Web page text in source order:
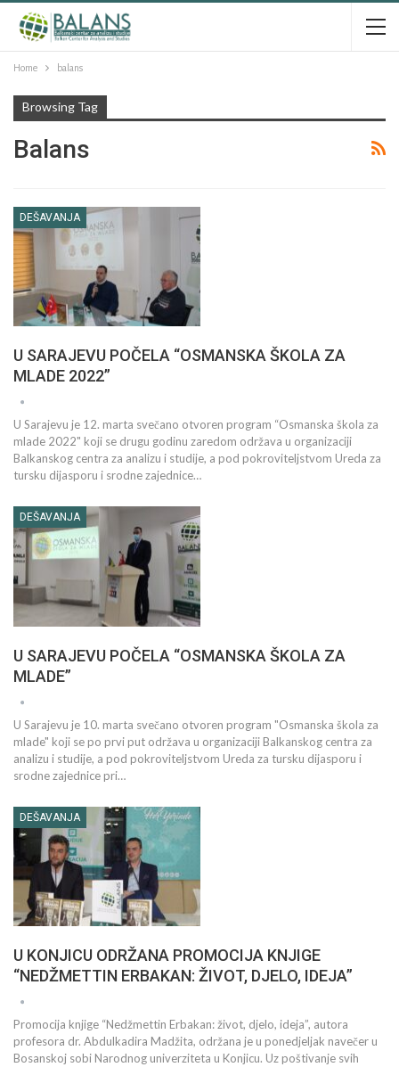
Home balans
Browsing Tag
Balans
DEŠAVANJA
U SARAJEVU POČELA “OSMANSKA ŠKOLA ZA
MLADE 2022”
U Sarajevu je 12. marta svečano otvoren program “Osmanska škola za
mlade 2022" koji se drugu godinu zaredom održava u organizaciji
Balkanskog centra za analizu i studije, a pod pokroviteljstvom Ureda za
tursku dijasporu i srodne zajednice…
DEŠAVANJA
U SARAJEVU POČELA “OSMANSKA ŠKOLA ZA
MLADE”
U Sarajevu je 10. marta svečano otvoren program "Osmanska škola za
mlade" koji se po prvi put održava u organizaciji Balkanskog centra za
analizu i studije, a pod pokroviteljstvom Ureda za tursku dijasporu i
srodne zajednice pri…
DEŠAVANJA
U KONJICU ODRŽANA PROMOCIJA KNJIGE
“NEDŽMETTIN ERBAKAN: ŽIVOT, DJELO, IDEJA”
Promocija knjige “Nedžmettin Erbakan: život, djelo, ideja”, autora
profesora dr. Abdulkadira Madžita, održana je u ponedjeljak navečer u
Bosanskoj sobi Narodnog univerziteta u Konjicu. Uz poštivanje svih